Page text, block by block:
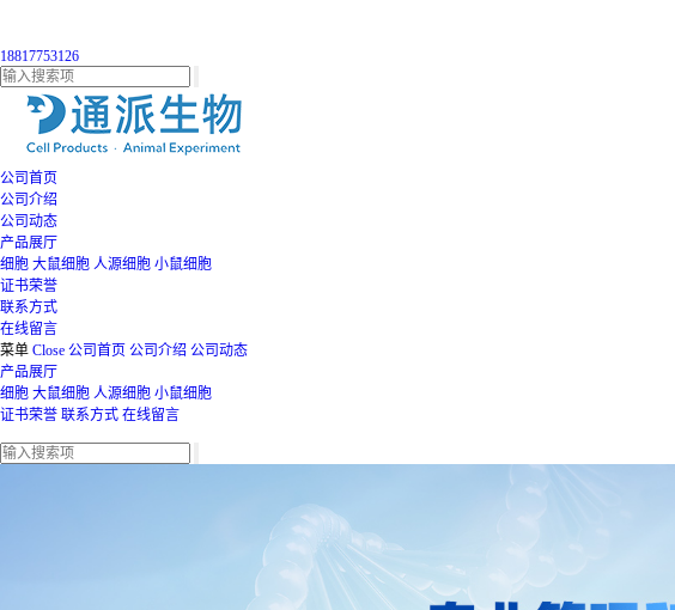
18817753126
公司首页
公司介绍
公司动态
产品展厅
细胞 大鼠细胞 人源细胞 小鼠细胞
证书荣誉
联系方式
在线留言
菜单 Close 公司首页 公司介绍 公司动态
产品展厅
细胞 大鼠细胞 人源细胞 小鼠细胞
证书荣誉 联系方式 在线留言